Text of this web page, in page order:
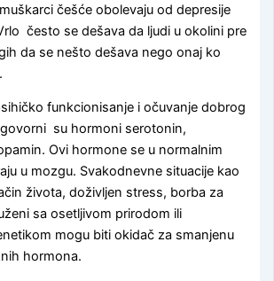
češće obolevaju od depresije
često se dešava da ljudi u okolini pre
da se nešto dešava nego onaj ko
funkcionisanje i očuvanje dobrog
su hormoni serotonin,
Ovi hormone se u normalnim
u mozgu. Svakodnevne situacije kao
života, doživljen stress, borba za
sa osetljivom prirodom ili
mogu biti okidač za smanjenu
hormona.